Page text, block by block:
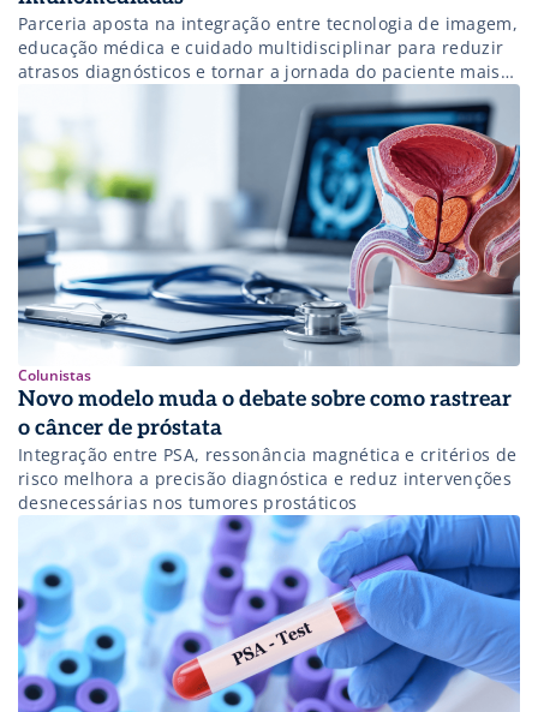
Parceria aposta na integração entre tecnologia de imagem,
educação médica e cuidado multidisciplinar para reduzir
atrasos diagnósticos e tornar a jornada do paciente mais
Colunistas
Novo modelo muda o debate sobre como rastrear
o câncer de próstata
Integração entre PSA, ressonância magnética e critérios de
risco melhora a precisão diagnóstica e reduz intervenções
desnecessárias nos tumores prostáticos